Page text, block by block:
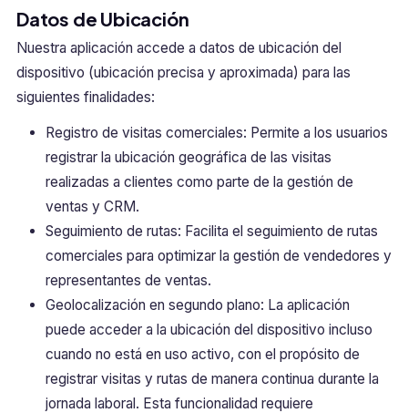
Datos de Ubicación
Nuestra aplicación accede a datos de ubicación del
dispositivo (ubicación precisa y aproximada) para las
siguientes finalidades:
Registro de visitas comerciales: Permite a los usuarios
registrar la ubicación geográfica de las visitas
realizadas a clientes como parte de la gestión de
ventas y CRM.
Seguimiento de rutas: Facilita el seguimiento de rutas
comerciales para optimizar la gestión de vendedores y
representantes de ventas.
Geolocalización en segundo plano: La aplicación
puede acceder a la ubicación del dispositivo incluso
cuando no está en uso activo, con el propósito de
registrar visitas y rutas de manera continua durante la
jornada laboral. Esta funcionalidad requiere